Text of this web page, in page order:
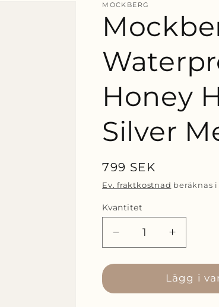
MOCKBERG
Honey
Silver
Ordinarie
pris
799 SEK
Ev. fraktkostnad beräknas i
Kvantitet
Minska
kvantitet
för
Mockberg
Waterproof
Öka
kvantitet
för
Lägg i